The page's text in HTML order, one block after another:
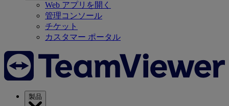
Web アプリを開く
管理コンソール
チケット
カスタマー ポータル
製品